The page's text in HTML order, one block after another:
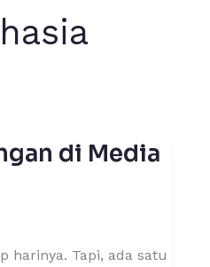
di Media
harinya. Tapi, ada satu